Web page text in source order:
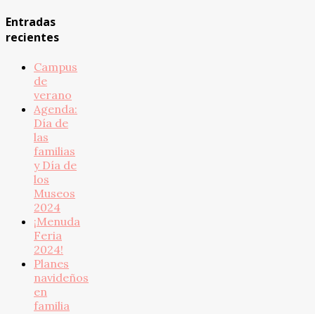
Entradas
recientes
Campus
de
verano
Agenda:
Día de
las
familias
y Día de
los
Museos
2024
¡Menuda
Feria
2024!
Planes
navideños
en
familia